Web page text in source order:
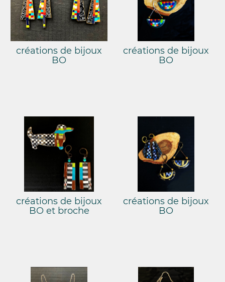
créations de bijoux
BO
créations de bijoux
BO
créations de bijoux
BO et broche
créations de bijoux
BO